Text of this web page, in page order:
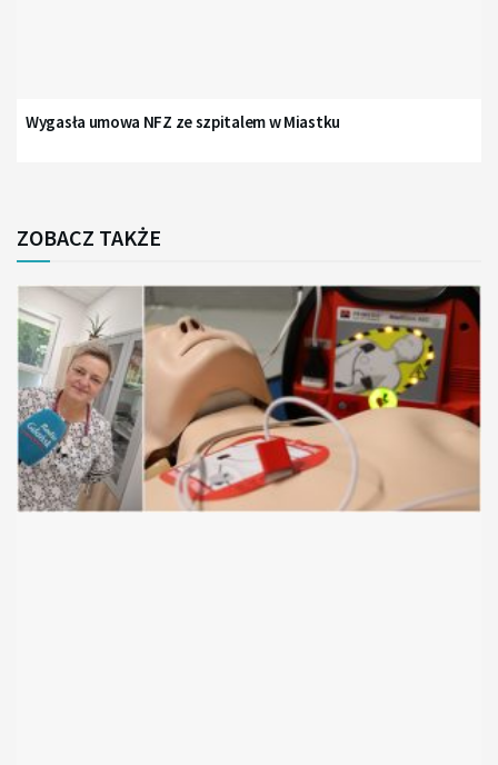
Wygasła umowa NFZ ze szpitalem w Miastku
ZOBACZ TAKŻE